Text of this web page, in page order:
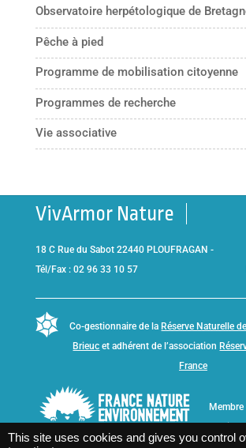
Observatoire herpétologique de
Pêche à pied
Programme de mobilisation citoyenne
Programmes de recherche
Vie associative
VivArmor Nature
18 C Rue du Sabot 22440 PLOUFRAGAN -
Tél/Fax : 02 96 33 10 57
Co-gestionnaire de la Réserve Naturelle
Brieuc et adhérent de l’association
France
Membre
This site uses cookies and gives you control